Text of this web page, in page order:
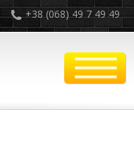
+38 (068) 49 7 49 49